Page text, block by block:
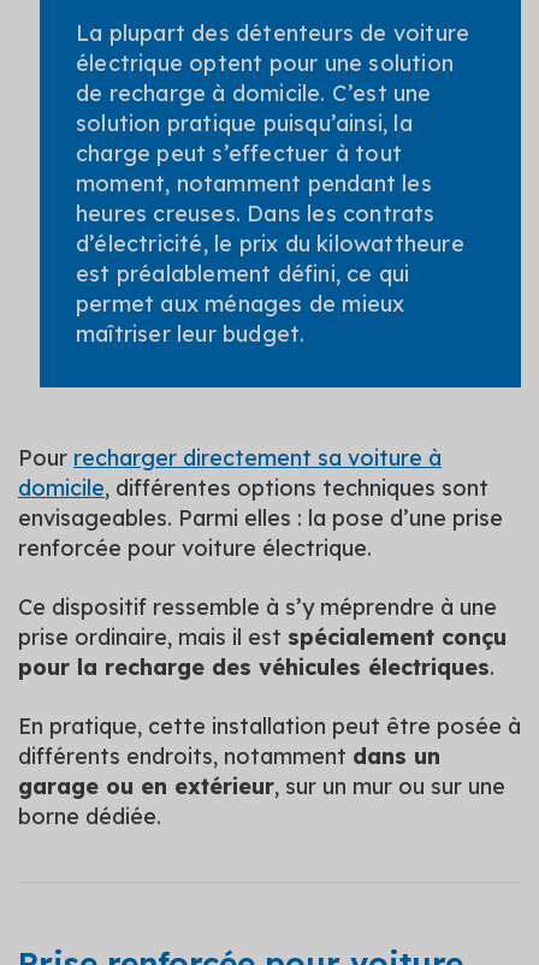
La plupart des détenteurs de voiture
électrique optent pour une solution
de recharge à domicile. C’est une
solution pratique puisqu’ainsi, la
charge peut s’effectuer à tout
moment, notamment pendant les
heures creuses. Dans les contrats
d’électricité, le prix du kilowattheure
est préalablement défini, ce qui
permet aux ménages de mieux
maîtriser leur budget.
Pour recharger directement sa voiture à
domicile, différentes options techniques sont
envisageables. Parmi elles : la pose d’une prise
renforcée pour voiture électrique.
Ce dispositif ressemble à s’y méprendre à une
prise ordinaire, mais il est spécialement conçu
pour la recharge des véhicules électriques.
En pratique, cette installation peut être posée à
différents endroits, notamment dans un
garage ou en extérieur, sur un mur ou sur une
borne dédiée.